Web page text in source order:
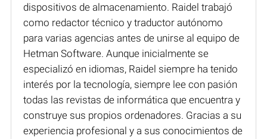
dispositivos de almacenamiento. Raidel trabajó
como redactor técnico y traductor autónomo
para varias agencias antes de unirse al equipo de
Hetman Software. Aunque inicialmente se
especializó en idiomas, Raidel siempre ha tenido
interés por la tecnología, siempre lee con pasión
todas las revistas de informática que encuentra y
construye sus propios ordenadores. Gracias a su
experiencia profesional y a sus conocimientos de